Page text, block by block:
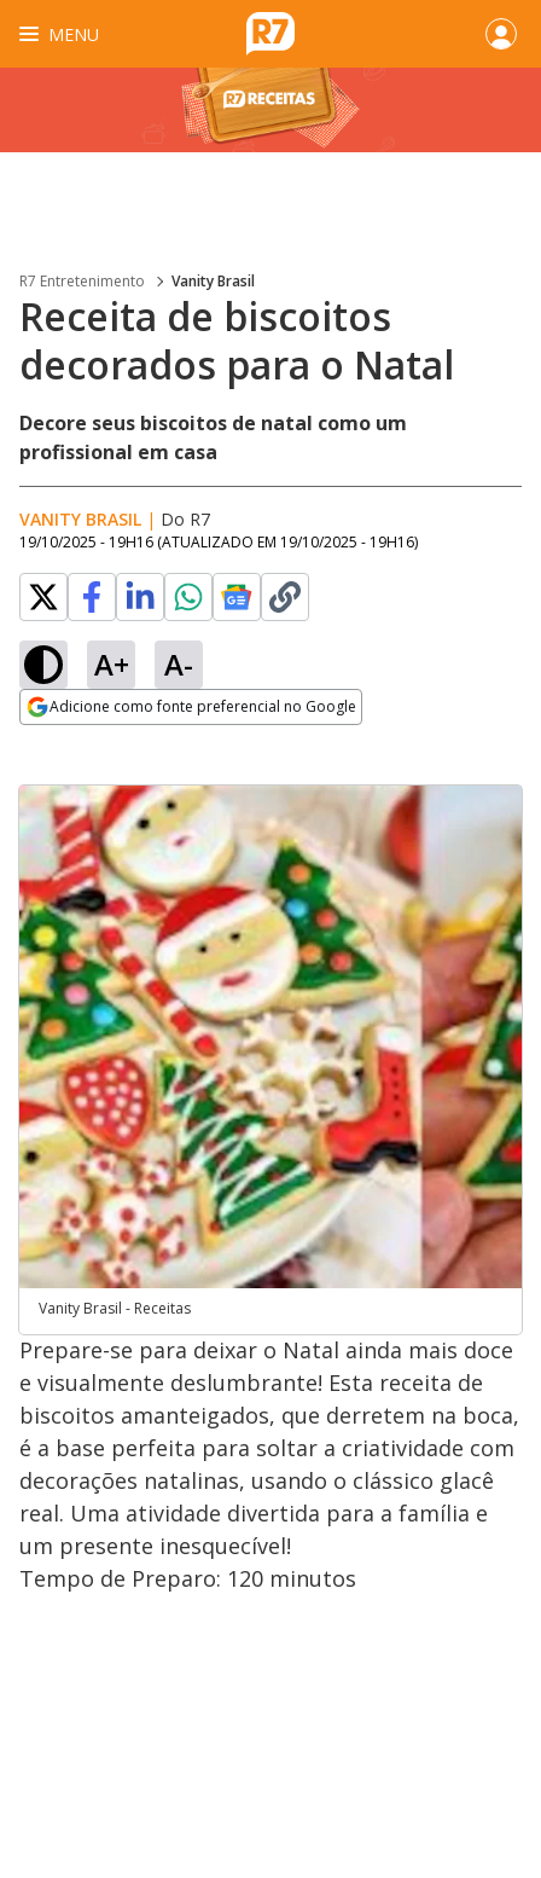
MENU
R7 Entretenimento Vanity Brasil
Receita de biscoitos
decorados para o Natal
Decore seus biscoitos de natal como um
profissional em casa
VANITY BRASIL | Do R7
19/10/2025 - 19H16 (ATUALIZADO EM 19/10/2025 - 19H16)
A+ A-
Adicione como fonte preferencial no Google
Vanity Brasil - Receitas
Prepare-se para deixar o Natal ainda mais doce
e visualmente deslumbrante! Esta receita de
biscoitos amanteigados, que derretem na boca,
é a base perfeita para soltar a criatividade com
decorações natalinas, usando o clássico glacê
real. Uma atividade divertida para a família e
um presente inesquecível!
Tempo de Preparo: 120 minutos